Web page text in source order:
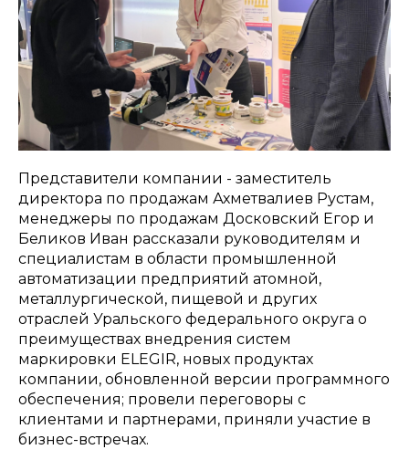
Представители компании - заместитель
директора по продажам Ахметвалиев Рустам,
менеджеры по продажам Досковский Егор и
Беликов Иван рассказали руководителям и
специалистам в области промышленной
автоматизации предприятий атомной,
металлургической, пищевой и других
отраслей Уральского федерального округа о
преимуществах внедрения систем
маркировки ELEGIR, новых продуктах
компании, обновленной версии программного
обеспечения; провели переговоры c
клиентами и партнерами, приняли участие в
бизнес-встречах.